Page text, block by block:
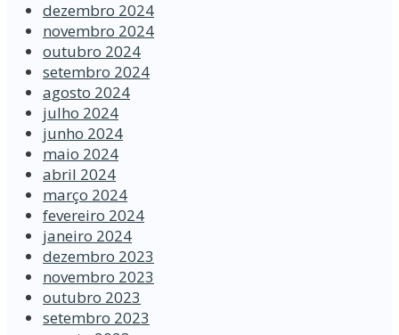
dezembro 2024
novembro 2024
outubro 2024
setembro 2024
agosto 2024
julho 2024
junho 2024
maio 2024
abril 2024
março 2024
fevereiro 2024
janeiro 2024
dezembro 2023
novembro 2023
outubro 2023
setembro 2023